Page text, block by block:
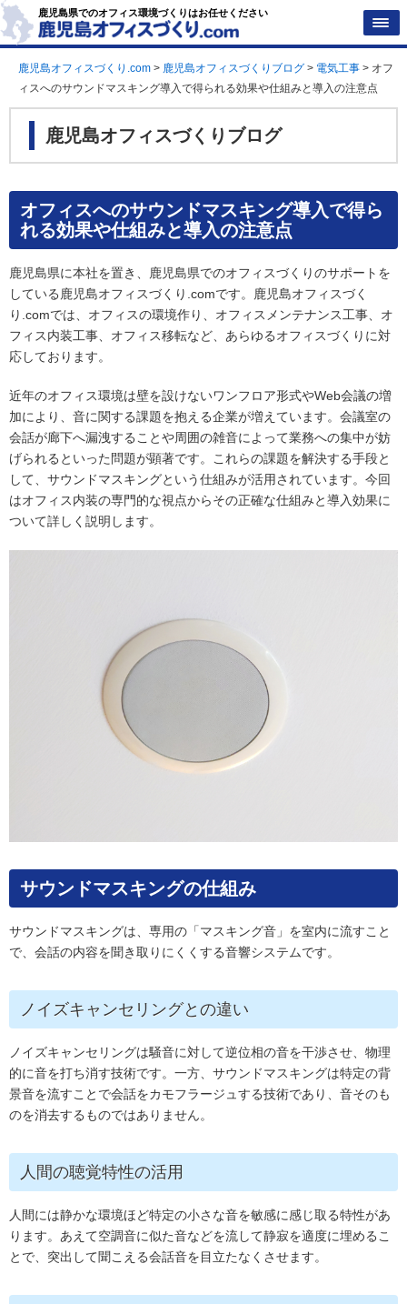
鹿児島県でのオフィス環境づくりはお任せください
鹿児島オフィスづくり.com > 鹿児島オフィスづくりブログ > 電気工事 > オフ
ィスへのサウンドマスキング導入で得られる効果や仕組みと導入の注意点
鹿児島オフィスづくりブログ
オフィスへのサウンドマスキング導入で得ら
れる効果や仕組みと導入の注意点
鹿児島県に本社を置き、鹿児島県でのオフィスづくりのサポートを
している鹿児島オフィスづくり.comです。鹿児島オフィスづく
り.comでは、オフィスの環境作り、オフィスメンテナンス工事、オ
フィス内装工事、オフィス移転など、あらゆるオフィスづくりに対
応しております。
近年のオフィス環境は壁を設けないワンフロア形式やWeb会議の増
加により、音に関する課題を抱える企業が増えています。会議室の
会話が廊下へ漏洩することや周囲の雑音によって業務への集中が妨
げられるといった問題が顕著です。これらの課題を解決する手段と
して、サウンドマスキングという仕組みが活用されています。今回
はオフィス内装の専門的な視点からその正確な仕組みと導入効果に
ついて詳しく説明します。
サウンドマスキングの仕組み
サウンドマスキングは、専用の「マスキング音」を室内に流すこと
で、会話の内容を聞き取りにくくする音響システムです。
ノイズキャンセリングとの違い
ノイズキャンセリングは騒音に対して逆位相の音を干渉させ、物理
的に音を打ち消す技術です。一方、サウンドマスキングは特定の背
景音を流すことで会話をカモフラージュする技術であり、音そのも
のを消去するものではありません。
人間の聴覚特性の活用
人間には静かな環境ほど特定の小さな音を敏感に感じ取る特性があ
ります。あえて空調音に似た音などを流して静寂を適度に埋めるこ
とで、突出して聞こえる会話音を目立たなくさせます。